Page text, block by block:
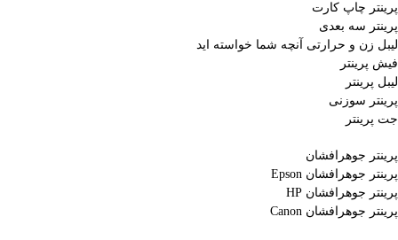
پرینتر چاپ کارت
پرینتر سه بعدی
لیبل زن و حرارتی
آنچه شما خواسته اید
فیش پرینتر
لیبل پرینتر
پرینتر سوزنی
جت پرینتر
پرینتر جوهرافشان
پرینتر جوهرافشان Epson
پرینتر جوهرافشان HP
پرینتر جوهرافشان Canon